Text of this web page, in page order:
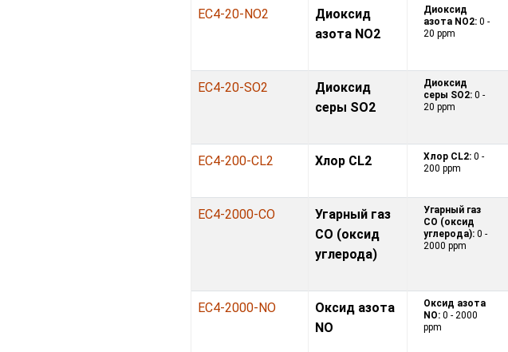
EC4-20-NO2
Диоксид
азота NO2
Диоксид
азота NO2:0 -
20 ppm
EC4-20-SO2
Диоксид
серы SO2
Диоксид
серы SO2:0 -
20 ppm
EC4-200-CL2 Хлор CL2 Хлор CL2:0 -
200 ppm
EC4-2000-CO
Угарный газ
CO (оксид
углерода)
Угарный газ
CO (оксид
углерода):0 -
2000 ppm
EC4-2000-NO
Оксид азота
NO
Оксид азота
NO:0 - 2000
ppm